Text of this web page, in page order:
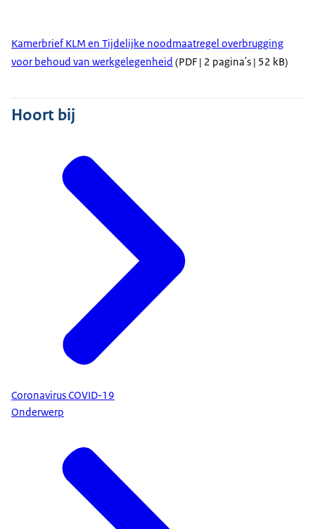
Kamerbrief KLM en Tijdelijke noodmaatregel overbrugging
voor behoud van werkgelegenheid (PDF | 2 pagina's | 52 kB)
Hoort bij
Coronavirus COVID-19
Onderwerp